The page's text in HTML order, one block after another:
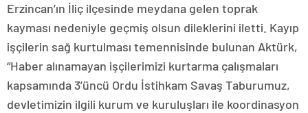
Erzincan’ın İliç ilçesinde meydana gelen toprak
kayması nedeniyle geçmiş olsun dileklerini iletti. Kayıp
işçilerin sağ kurtulması temennisinde bulunan Aktürk,
“Haber alınamayan işçilerimizi kurtarma çalışmaları
kapsamında 3’üncü Ordu İstihkam Savaş Taburumuz,
devletimizin ilgili kurum ve kuruluşları ile koordinasyon